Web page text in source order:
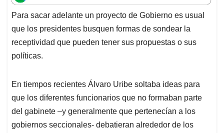
t
s
A
p
p
e
b
o
o
k
e
d
I
i
l
e
a
d
s
Para sacar adelante un proyecto de Gobierno es usual
que los presidentes busquen formas de sondear la
receptividad que pueden tener sus propuestas o sus
políticas.
En tiempos recientes Álvaro Uribe soltaba ideas para
que los diferentes funcionarios que no formaban parte
del gabinete –y generalmente que pertenecían a los
gobiernos seccionales- debatieran alrededor de los